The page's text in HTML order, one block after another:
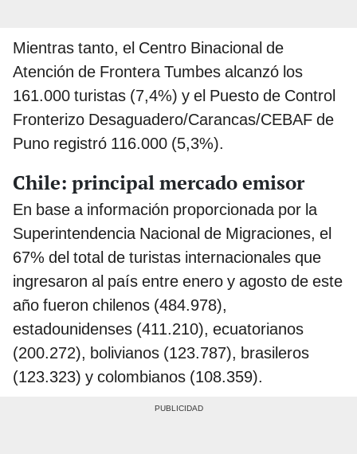
Mientras tanto, el Centro Binacional de
Atención de Frontera Tumbes alcanzó los
161.000 turistas (7,4%) y el Puesto de Control
Fronterizo Desaguadero/Carancas/CEBAF de
Puno registró 116.000 (5,3%).
Chile: principal mercado emisor
En base a información proporcionada por la
Superintendencia Nacional de Migraciones, el
67% del total de turistas internacionales que
ingresaron al país entre enero y agosto de este
año fueron chilenos (484.978),
estadounidenses (411.210), ecuatorianos
(200.272), bolivianos (123.787), brasileros
(123.323) y colombianos (108.359).